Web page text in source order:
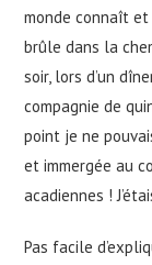
monde connaît
brûle dans la
soir, lors d’un
compagnie de
point je ne
et immergée au
acadiennes !
Pas facile